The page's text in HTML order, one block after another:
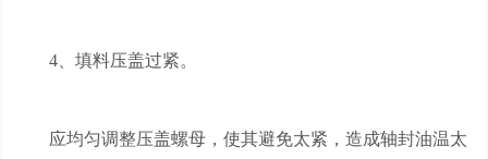
4、填料压盖过紧。
应均匀调整压盖螺母，使其避免太紧，造成轴封油温太